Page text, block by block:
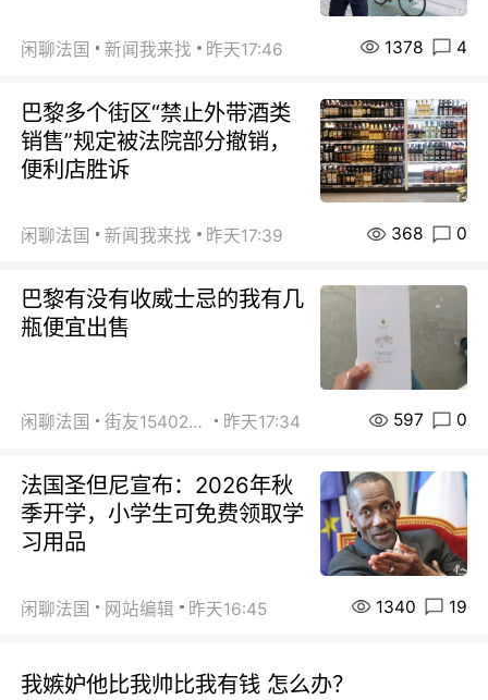
闲聊法国 新闻我来找 昨天17:46 1378 4
巴黎多个街区“禁止外带酒类
销售”规定被法院部分撤销，
便利店胜诉
闲聊法国 新闻我来找 昨天17:39 368 0
巴黎有没有收威士忌的我有几
瓶便宜出售
闲聊法国 街友15402223 昨天17:34 597 0
法国圣但尼宣布：2026年秋
季开学，小学生可免费领取学
习用品
闲聊法国 网站编辑 昨天16:45 1340 19
我嫉妒他比我帅比我有钱 怎么办？